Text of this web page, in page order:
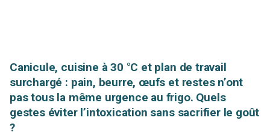
Canicule, cuisine à 30 °C et plan de travail
surchargé : pain, beurre, œufs et restes n’ont
pas tous la même urgence au frigo. Quels
gestes éviter l’intoxication sans sacrifier le goût
?